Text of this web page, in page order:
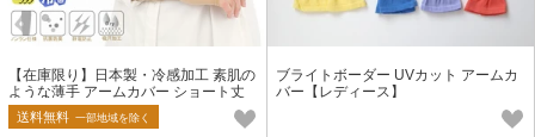
【在庫限り】日本製・冷感加工 素肌の
ような薄手 アームカバー ショート丈
送料無料 一部地域を除く
ブライトボーダー UVカット アームカ
バー【レディース】